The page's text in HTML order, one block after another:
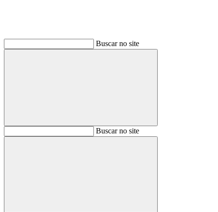
Buscar no site
BuscarBuscar no site